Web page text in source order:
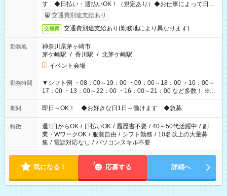
す ◆日払い・週払いOK！（規定あり）◆お仕事によって日給
も異なります
交通費別途支給あり
交通費 交通費別途支給あり(勤務地により異なります)
勤務地
神奈川県茅ヶ崎市
茅ケ崎駅 / 香川駅 / 北茅ケ崎駅
イベント会場
勤務時間
▼シフト例 ・08：00～19：00 ・09：00～18：00 ・10：00～
17：00 ・13：00～22：00 ・16：00～21：00 など多数！ ※お
仕事により勤務時間が異なります
期間 即日～OK！ ◆お好きな日1日～働けます ◆急募
特徴 週1日からOK / 日払いOK / 履歴書不要 / 40～50代活躍中 / 副
業・WワークOK / 服装自由 / シフト勤務 / 10名以上の大量募
集 / 電話対応なし / パソコンスキル不要
気になる！ 応募する 詳細へ